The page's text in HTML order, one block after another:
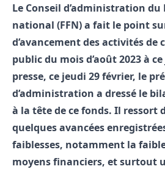
Le Conseil d’administration
national (FFN) a fait le point
d’avancement des activités de
public du mois d’août 2023 à
presse, ce jeudi 29 février, le
d’administration a dressé le
à la tête de ce fonds. Il ressort
quelques avancées
faiblesses, notamment la
moyens financiers, et surtout